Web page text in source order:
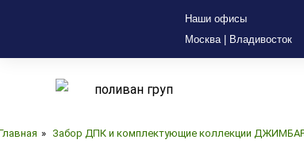
Наши офисы
Москва | Владивосток
» Забор ДПК и комплектующие коллекции